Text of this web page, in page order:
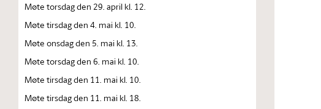
Møte torsdag den 29. april kl. 12.
Møte tirsdag den 4. mai kl. 10.
Møte onsdag den 5. mai kl. 13.
Møte torsdag den 6. mai kl. 10.
Møte tirsdag den 11. mai kl. 10.
Møte tirsdag den 11. mai kl. 18.